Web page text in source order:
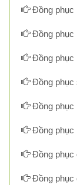
Đồng phục
Đồng phục
Đồng phục
Đồng phục
Đồng phục
Đồng phục
Đồng phục
Đồng phục